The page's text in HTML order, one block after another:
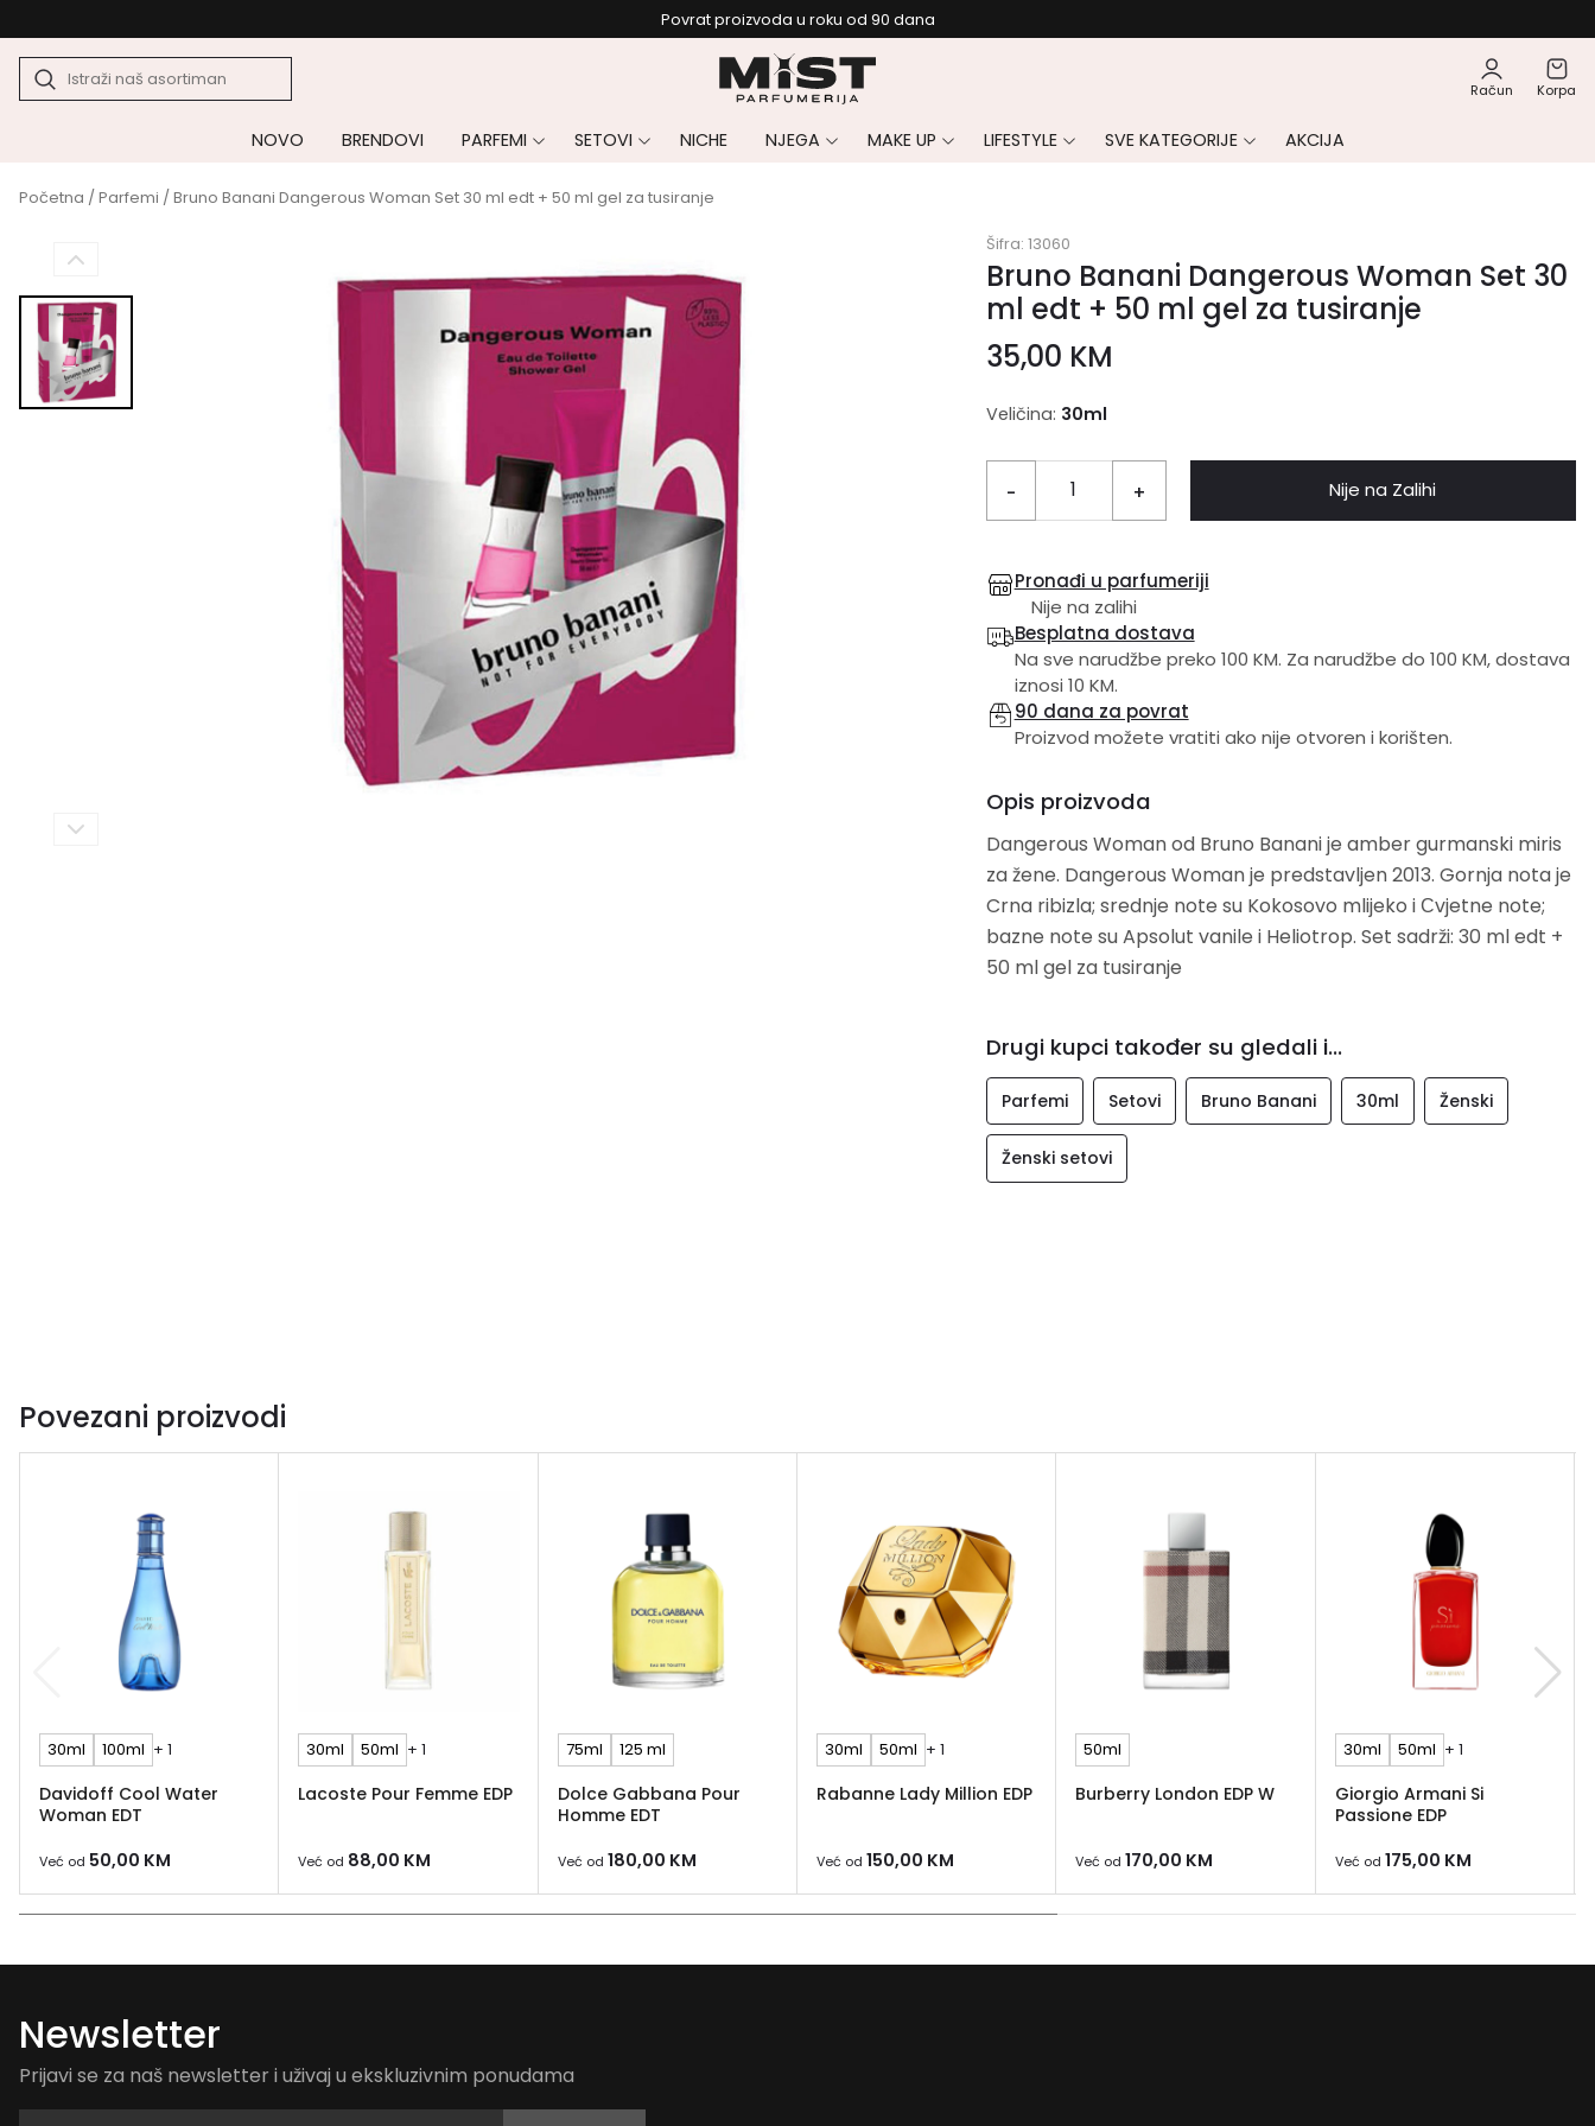
Povrat proizvoda u roku od 90 dana
Račun Korpa
NOVO BRENDOVI PARFEMI SETOVI NICHE NJEGA MAKE UP LIFESTYLE SVE KATEGORIJE AKCIJA
Početna /Parfemi / Bruno Banani Dangerous Woman Set 30 ml edt + 50 ml gel za tusiranje
Šifra: 13060
Bruno Banani Dangerous Woman Set 30
ml edt + 50 ml gel za tusiranje
35,00 KM
Veličina: 30ml
- + Nije na Zalihi
Pronađi u parfumeriji
Nije na zalihi
Besplatna dostava
Na sve narudžbe preko 100 KM. Za narudžbe do 100 KM, dostava
iznosi 10 KM.
90 dana za povrat
Proizvod možete vratiti ako nije otvoren i korišten.
Opis proizvoda
Dangerous Woman od Bruno Banani je amber gurmanski miris
za žene. Dangerous Woman je predstavljen 2013. Gornja nota je
Crna ribizla; srednje note su Kokosovo mlijeko i Сvjetne note;
bazne note su Apsolut vanile i Heliotrop. Set sadrži: 30 ml edt +
50 ml gel za tusiranje
Drugi kupci također su gledali i...
Parfemi Setovi Bruno Banani 30ml Ženski
Ženski setovi
Povezani proizvodi
30ml 100ml + 1
Davidoff Cool Water
Woman EDT
Već od 50,00 KM
30ml 50ml + 1
Lacoste Pour Femme EDP
Već od 88,00 KM
75ml 125 ml
Dolce Gabbana Pour
Homme EDT
Već od 180,00 KM
30ml 50ml + 1
Rabanne Lady Million EDP
Već od 150,00 KM
50ml
Burberry London EDP W
Već od 170,00 KM
30ml 50ml + 1
Giorgio Armani Si
Passione EDP
Već od 175,00 KM
Newsletter
Prijavi se za naš newsletter i uživaj u ekskluzivnim ponudama